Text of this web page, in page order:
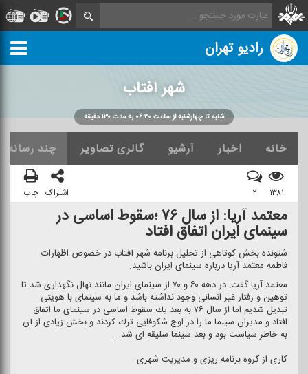
رادیو تهران
شهر آفتاب
شنبه تا چهارشنبه از ساعت ۰۶:۳۰ به مدت ۱۳۰ دقیقه
خانه اخبار آرشیو گالری تصاویر چند رسانه
۱۳۸۱ ۲ اشتراک چاپ
معتمد آریا: از سال ۷۶ ؛سقوط اساسی در
سینمای ایران اتفاق افتاد
شنونده بخش كوتاهی از تحلیل برنامه شهر آفتاب در خصوص اظهارات
فاطمه معتمد آریا درباره سینمای ایران باشید.
معتمد آریا گفت: در دهه ۶۰ و ۷۰ از سینمای ایران مانند نهال نگهداری شد تا
توهین و رفتار غیر انسانی وجود نداشته باشد و ما به سینمای با هویتی
تبدیل شدیم اما از سال ۷۶ به بعد یك سقوط اساسی در سینمای ما اتفاق
افتاد و مدیران سینما ما را در اوج شكوفایی ترك كردند و بخش زیادی از آن
به خاطر سیاست بود و بعد سینما سلیقه ای شد...
كاری از گروه برنامه ریزی و مدیریت شهری